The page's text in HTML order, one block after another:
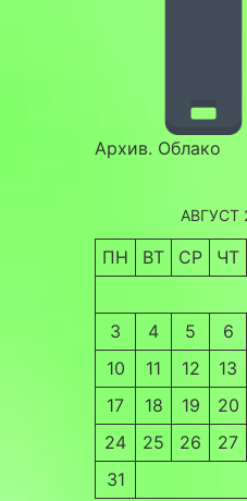
Архив. Облако
АВГУСТ
ПН ВТ СР ЧТ
3
4 5 6
10
11 12 13
17
18 19 20
24
25 26 27
31